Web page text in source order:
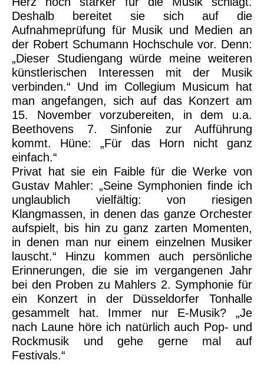
Deshalb bereitet sie sich auf die
Aufnahmeprüfung für Musik und Medien an
der Robert Schumann Hochschule vor. Denn:
„Dieser Studiengang würde meine weiteren
künstlerischen Interessen mit der Musik
verbinden.“ Und im Collegium Musicum hat
man angefangen, sich auf das Konzert am
15. November vorzubereiten, in dem u.a.
Beethovens 7. Sinfonie zur Aufführung
kommt. Hüne: „Für das Horn nicht ganz
einfach.“
Privat hat sie ein Faible für die Werke von
Gustav Mahler: „Seine Symphonien finde ich
unglaublich vielfältig: von riesigen
Klangmassen, in denen das ganze Orchester
aufspielt, bis hin zu ganz zarten Momenten,
in denen man nur einem einzelnen Musiker
lauscht.“ Hinzu kommen auch persönliche
Erinnerungen, die sie im vergangenen Jahr
bei den Proben zu Mahlers 2. Symphonie für
ein Konzert in der Düsseldorfer Tonhalle
gesammelt hat. Immer nur E-Musik? „Je
nach Laune höre ich natürlich auch Pop- und
Rockmusik und gehe gerne mal auf
Festivals.“